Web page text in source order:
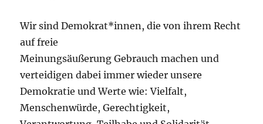
Wir sind Demokrat*innen, die von ihrem Recht
auf freie
Meinungsäußerung Gebrauch machen und
verteidigen dabei immer wieder unsere
Demokratie und Werte wie: Vielfalt,
Menschenwürde, Gerechtigkeit,